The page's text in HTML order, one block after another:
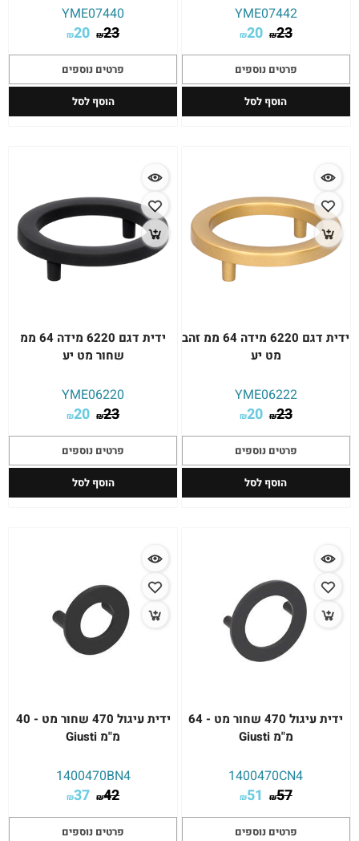
YME07442
₪23
₪20
פרטים נוספים
הוסף לסל
YME07440
₪23
₪20
פרטים נוספים
הוסף לסל
ידית דגם 6220 מידה 64 ממ זהב
מט יע
YME06222
₪23
₪20
פרטים נוספים
הוסף לסל
ידית דגם 6220 מידה 64 ממ
שחור מט יע
YME06220
₪23
₪20
פרטים נוספים
הוסף לסל
ידית עיגול 470 שחור מט - 64
מ"מ Giusti
1400470CN4
₪57
₪51
פרטים נוספים
ידית עיגול 470 שחור מט - 40
מ"מ Giusti
1400470BN4
₪42
₪37
פרטים נוספים